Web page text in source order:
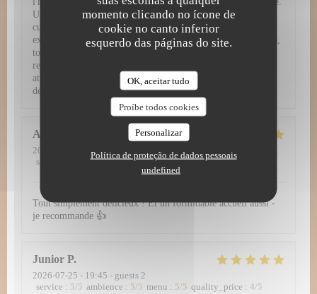
momento clicando no ícone de
cookie no canto inferior
esquerdo das páginas do site.
OK, aceitar tudo
Proíbe todos cookies
Personalizar
Política de proteção de dados pessoais
undefined
Un service irréprochable et chaleureux Pour sublimer cette
cuisine d'exception, le service se montre tout simplement
exemplaire. L'équipe fait preuve d'un grand professionalisme,
tout en restant fluide, prévenante et jamais intrusive. Entre
recommandations avisées, rythme parfait entre les plats et
attentions délicates, on se sent véritablement privilégié du
début à la fin du repas.
Alena
2026-07-28
- 19:00 - guests 2
service
ambience: 5/5 menu: 5/5 quality_price
Tout simplement délicieux ! Et un formidable accueil aussi -
je recommande 👍
Junior P
2026-07-25 - 19:45 - guests 2
service : 5/5 ambience : 5/5 menu : 5/5 quality_price : 4/5